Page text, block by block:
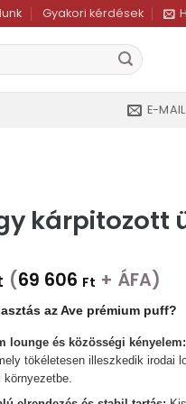
Gyakori kérdések
E-MAIL
kárpitozott
(69 606 Ft + ÁFA)
az Ave prémium puff?
lounge és közösségi kényelem:
tökéletesen illeszkedik irodai
környezetbe.